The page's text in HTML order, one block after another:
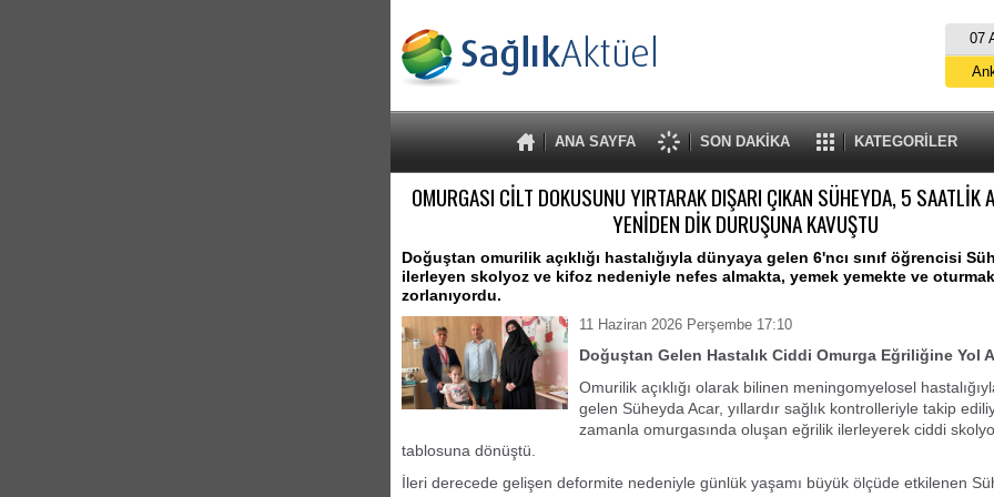
07
ANA SAYFA SON DAKİKA KATEGORİLER
OMURGASI CİLT DOKUSUNU YIRTARAK DIŞARI ÇIKAN SÜHEYDA, 5 SAATLİK
YENİDEN DİK DURUŞUNA KAVUŞTU
Doğuştan omurilik açıklığı hastalığıyla dünyaya gelen 6'ncı sınıf öğrencisi
ilerleyen skolyoz ve kifoz nedeniyle nefes almakta, yemek yemekte ve
zorlanıyordu.
11 Haziran 2026 Perşembe 17:10
Doğuştan Gelen Hastalık Ciddi Omurga Eğriliğine Yol
Omurilik açıklığı olarak bilinen meningomyelosel
gelen Süheyda Acar, yıllardır sağlık kontrolleriyle takip
zamanla omurgasında oluşan eğrilik ilerleyerek ciddi
tablosuna dönüştü.
İleri derecede gelişen deformite nedeniyle günlük yaşamı büyük ölçüde etkilenen